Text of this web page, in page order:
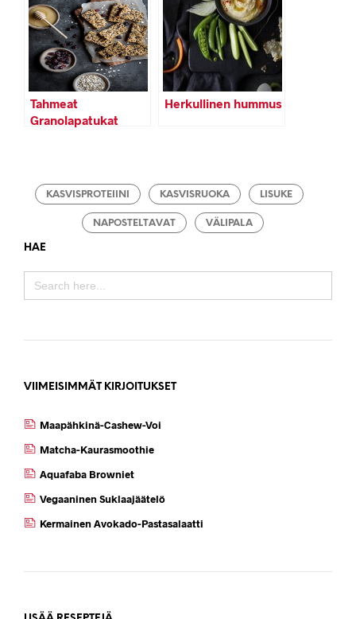
Tahmeat
Granolapatukat
Herkullinen hummus
KASVISPROTEIINI KASVISRUOKA LISUKE
NAPOSTELTAVAT VÄLIPALA
HAE
FOR:
VIIMEISIMMÄT KIRJOITUKSET
Maapähkinä-Cashew-Voi
Matcha-Kaurasmoothie
Aquafaba Browniet
Vegaaninen Suklaajäätelö
Kermainen Avokado-Pastasalaatti